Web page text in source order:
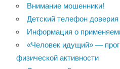
Внимание мошенники!
Детский телефон доверия
Информация о
«Человек идущий» —
физической активности